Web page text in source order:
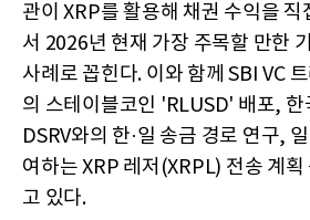
관이 XRP를 활용해 채권 수익을 직
서 2026년 현재 가장 주목할 만한
사례로 꼽힌다. 이와 함께 SBI VC
의 스테이블코인 'RLUSD' 배포, 한
DSRV와의 한·일 송금 경로 연구,
여하는 XRP 레저(XRPL) 전송 계획
고 있다.